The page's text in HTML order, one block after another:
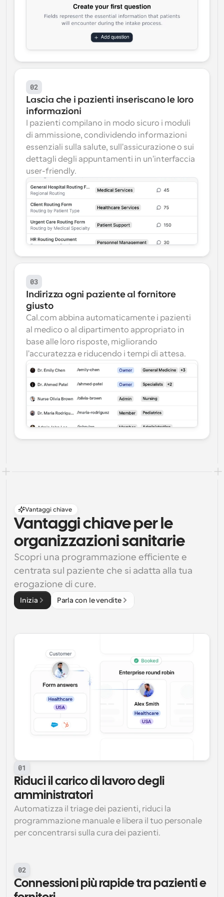
02
Lascia che i pazienti inseriscano le loro
informazioni
I pazienti compilano in modo sicuro i moduli
di ammissione, condividendo informazioni
essenziali sulla salute, sull'assicurazione o sui
dettagli degli appuntamenti in un'interfaccia
user-friendly.
03
Indirizza ogni paziente al fornitore
giusto
Cal.com abbina automaticamente i pazienti
al medico o al dipartimento appropriato in
base alle loro risposte, migliorando
l'accuratezza e riducendo i tempi di attesa.
Vantaggi chiave
Vantaggi chiave per le
organizzazioni sanitarie
Scopri una programmazione efficiente e
centrata sul paziente che si adatta alla tua
erogazione di cure.
Inizia Parla con le vendite
01
Riduci il carico di lavoro degli
amministratori
Automatizza il triage dei pazienti, riduci la
programmazione manuale e libera il tuo personale
per concentrarsi sulla cura dei pazienti.
02
Connessioni più rapide tra pazienti e